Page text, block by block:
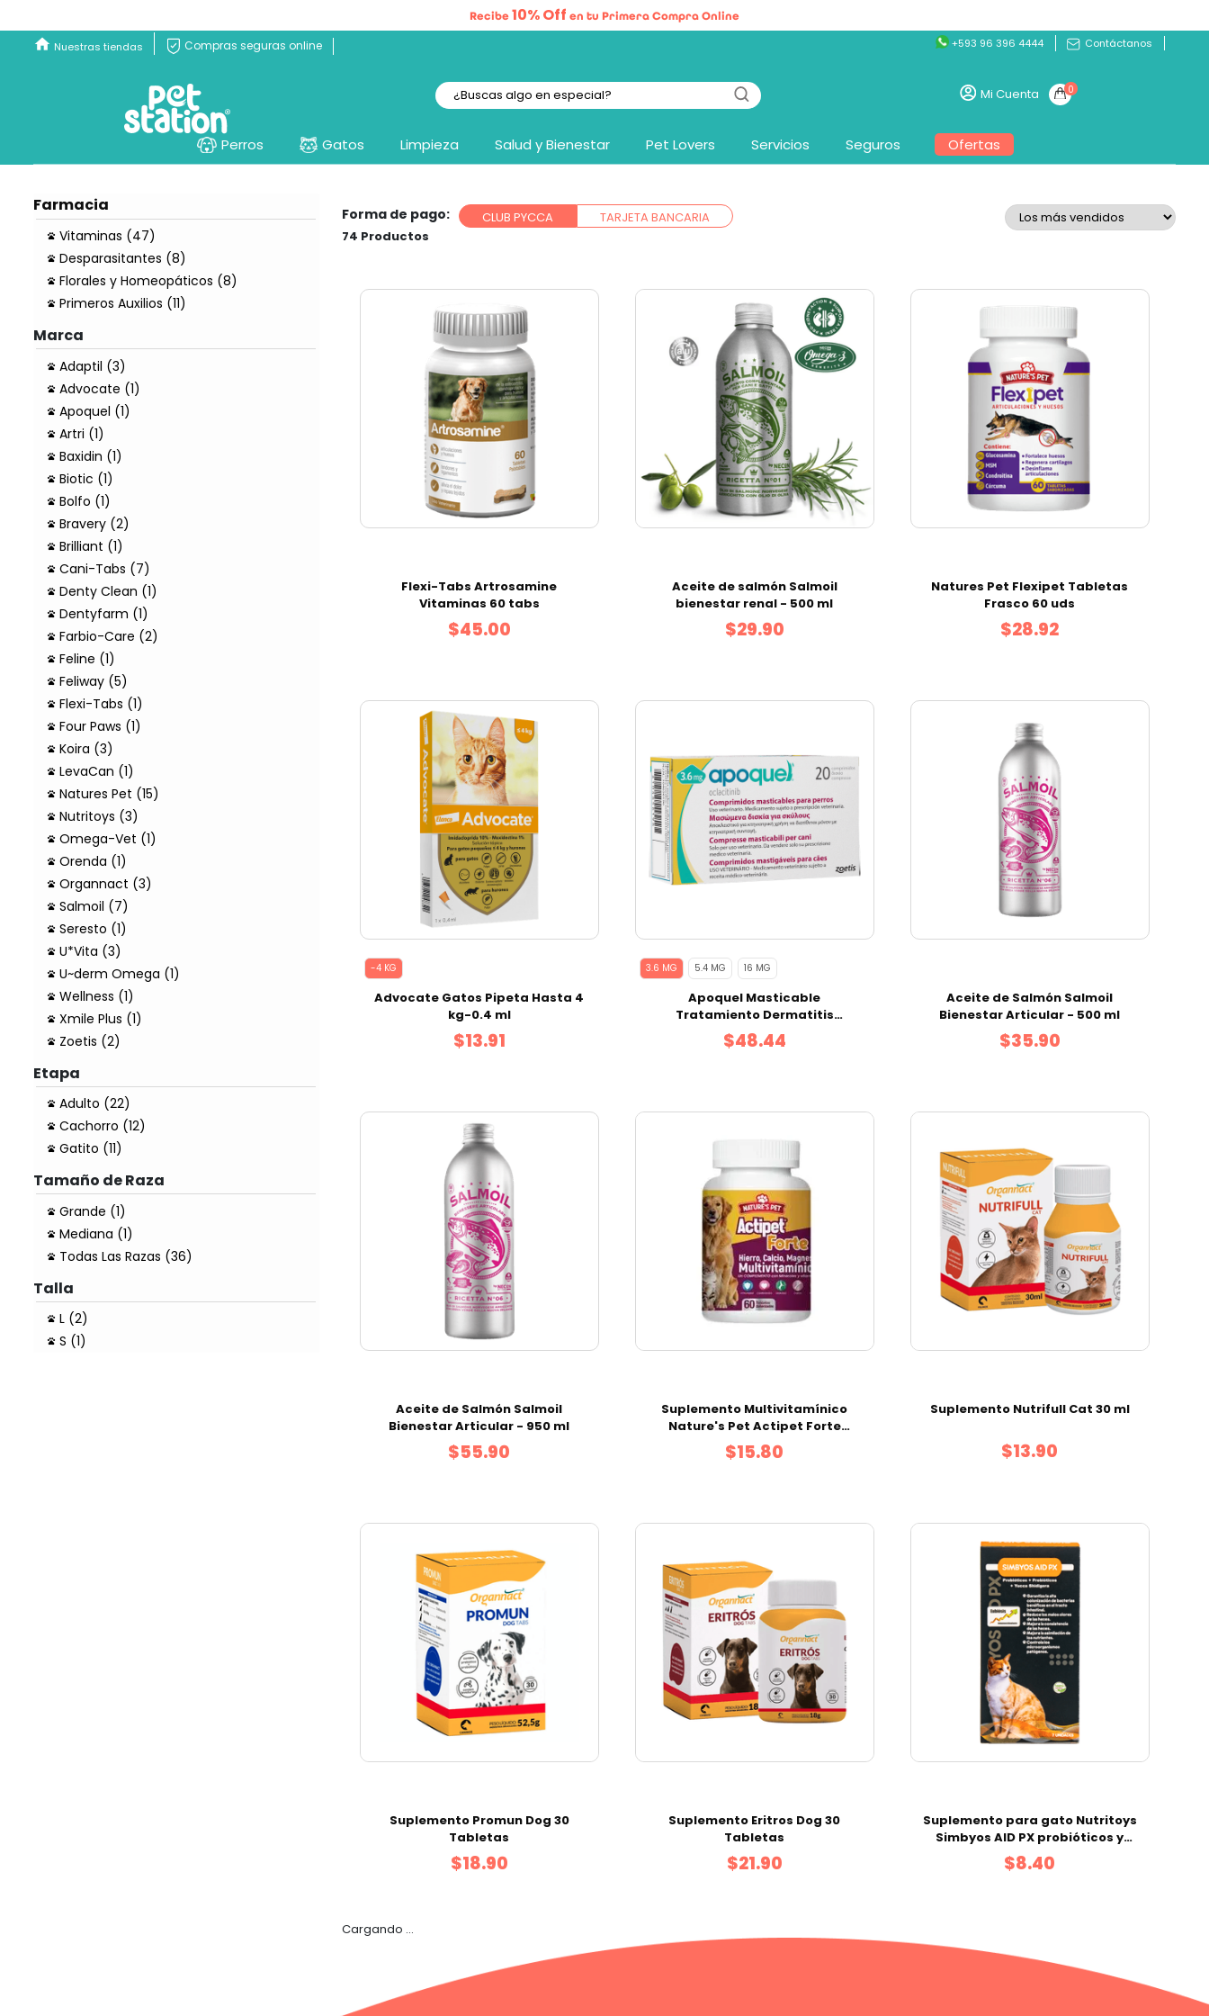
Recibe10% Off en tu Primera Compra Online
Nuestras tiendas Compras seguras online +593 96 396 4444 Contáctanos
Mi Cuenta 0
Perros Gatos Limpieza Salud y Bienestar Pet Lovers Servicios Seguros Ofertas
Farmacia
Vitaminas (47)
Desparasitantes (8)
Florales y Homeopáticos (8)
Primeros Auxilios (11)
Marca
Adaptil (3)
Advocate (1)
Apoquel (1)
Artri (1)
Baxidin (1)
Biotic (1)
Bolfo (1)
Bravery (2)
Brilliant (1)
Cani-Tabs (7)
Denty Clean (1)
Dentyfarm (1)
Farbio-Care (2)
Feline (1)
Feliway (5)
Flexi-Tabs (1)
Four Paws (1)
Koira (3)
LevaCan (1)
Natures Pet (15)
Nutritoys (3)
Omega-Vet (1)
Orenda (1)
Organnact (3)
Salmoil (7)
Seresto (1)
U*Vita (3)
U~derm Omega (1)
Wellness (1)
Xmile Plus (1)
Zoetis (2)
Etapa
Adulto (22)
Cachorro (12)
Gatito (11)
Tamaño de Raza
Grande (1)
Mediana (1)
Todas Las Razas (36)
Talla
L (2)
S (1)
Forma de pago: CLUB PYCCA
TARJETA BANCARIA
74
Flexi-Tabs Artrosamine
Vitaminas 60 tabs
$45.00
Aceite de salmón Salmoil
bienestar renal - 500 ml
$29.90
Natures Pet Flexipet Tabletas
Frasco 60 uds
$28.92
-4 KG
Advocate Gatos Pipeta Hasta 4
kg-0.4 ml
$13.91
3.6 MG 5.4 MG 16 MG
Apoquel Masticable
Tratamiento Dermatitis
Alérgica 20 tabs 3.6 mg
$48.44
Aceite de Salmón Salmoil
Bienestar Articular - 500 ml
$35.90
Aceite de Salmón Salmoil
Bienestar Articular - 950 ml
$55.90
Suplemento Multivitamínico
Nature's Pet Actipet Forte
Tabletas x60 Und
$15.80
Suplemento Nutrifull Cat 30 ml
$13.90
Suplemento Promun Dog 30
Tabletas
$18.90
Suplemento Eritros Dog 30
Tabletas
$21.90
Suplemento para gato Nutritoys
Simbyos AID PX probióticos y
yuca schidigera 35 g
$8.40
Cargando ...